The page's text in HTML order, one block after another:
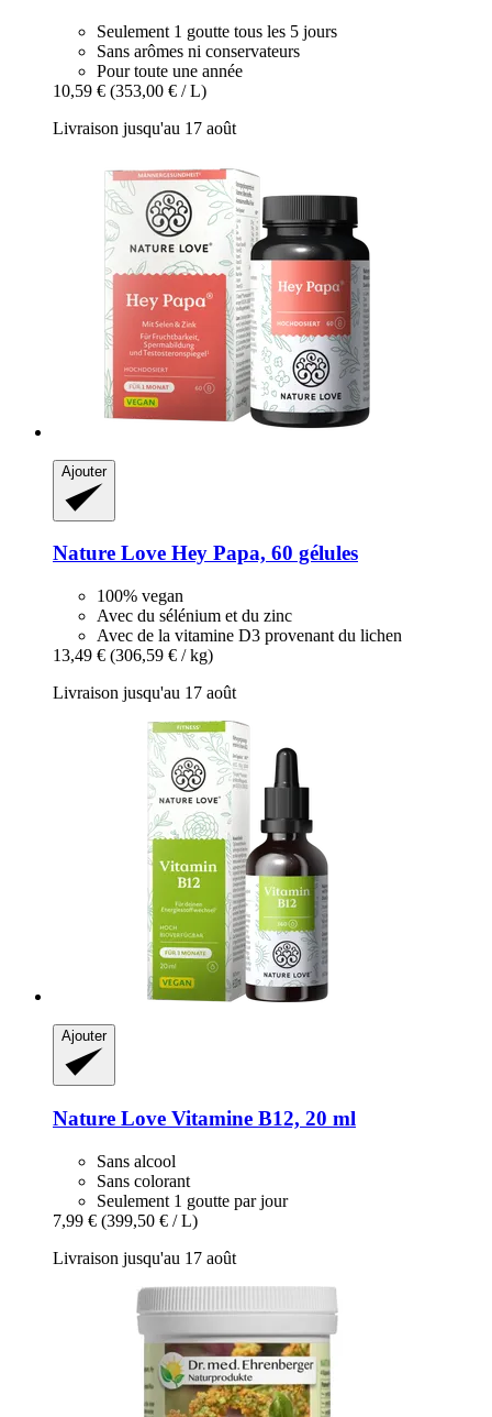
Seulement 1 goutte tous les 5 jours
Sans arômes ni conservateurs
Pour toute une année
10,59 € (353,00 € / L)
Livraison jusqu'au 17 août
Ajouter
Nature Love Hey Papa, 60 gélules
100% vegan
Avec du sélénium et du zinc
Avec de la vitamine D3 provenant du lichen
13,49 € (306,59 € / kg)
Livraison jusqu'au 17 août
Ajouter
Nature Love Vitamine B12, 20 ml
Sans alcool
Sans colorant
Seulement 1 goutte par jour
7,99 € (399,50 € / L)
Livraison jusqu'au 17 août